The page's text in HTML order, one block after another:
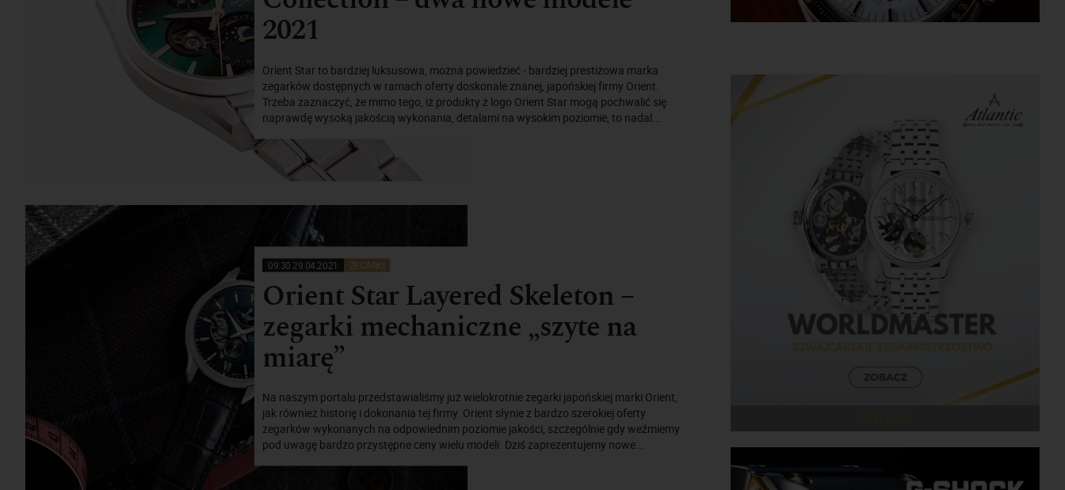
2021
Orient Star to bardziej luksusowa, można powiedzieć - bardziej prestiżowa marka
zegarków dostępnych w ramach oferty doskonale znanej, japońskiej firmy Orient.
Trzeba zaznaczyć, że mimo tego, iż produkty z logo Orient Star mogą pochwalić się
naprawdę wysoką jakością wykonania, detalami na wysokim poziomie, to nadal...
09:30 29.04.2021 ZEGARKI
Orient Star Layered Skeleton –
zegarki mechaniczne „szyte na
miarę”
Na naszym portalu przedstawialiśmy już wielokrotnie zegarki japońskiej marki Orient,
jak również historię i dokonania tej firmy. Orient słynie z bardzo szerokiej oferty
zegarków wykonanych na odpowiednim poziomie jakości, szczególnie gdy weźmiemy
pod uwagę bardzo przystępne ceny wielu modeli. Dziś zaprezentujemy nowe...